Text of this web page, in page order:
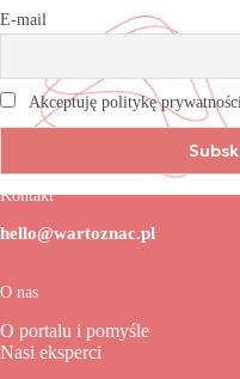
E-mail
Akceptuję politykę
Kontakt
hello@wartoznac.pl
O nas
O portalu i pomyśle
Nasi eksperci